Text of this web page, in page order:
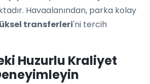
Havaalanından, parka kolay
transferleri'ni tercih
Huzurlu Kraliyet